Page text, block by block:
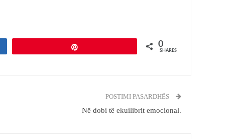
0
SHARES
POSTIMI PASARDHËS
Në dobi të ekuilibrit emocional.